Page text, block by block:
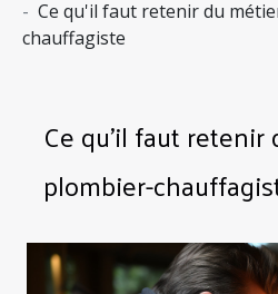
Ce qu'il faut retenir du
chauffagiste
Ce qu'il faut retenir
plombier-